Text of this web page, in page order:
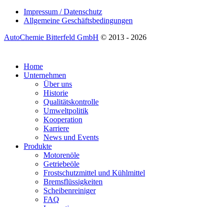
Impressum / Datenschutz
Allgemeine Geschäftsbedingungen
AutoChemie Bitterfeld GmbH © 2013 - 2026
Home
Unternehmen
Über uns
Historie
Qualitätskontrolle
Umweltpolitik
Kooperation
Karriere
News und Events
Produkte
Motorenöle
Getriebeöle
Frostschutzmittel und Kühlmittel
Bremsflüssigkeiten
Scheibenreiniger
FAQ